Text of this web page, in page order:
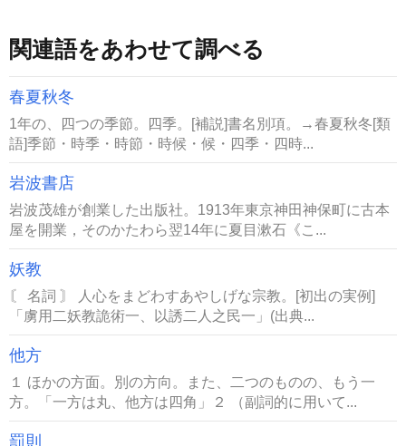
関連語をあわせて調べる
春夏秋冬
1年の、四つの季節。四季。[補説]書名別項。→春夏秋冬[類
語]季節・時季・時節・時候・候・四季・四時...
岩波書店
岩波茂雄が創業した出版社。1913年東京神田神保町に古本
屋を開業，そのかたわら翌14年に夏目漱石《こ...
妖教
〘 名詞 〙 人心をまどわすあやしげな宗教。[初出の実例]
「虜用二妖教詭術一、以誘二人之民一」(出典...
他方
１ ほかの方面。別の方向。また、二つのものの、もう一
方。「一方は丸、他方は四角」２ （副詞的に用いて...
罰則